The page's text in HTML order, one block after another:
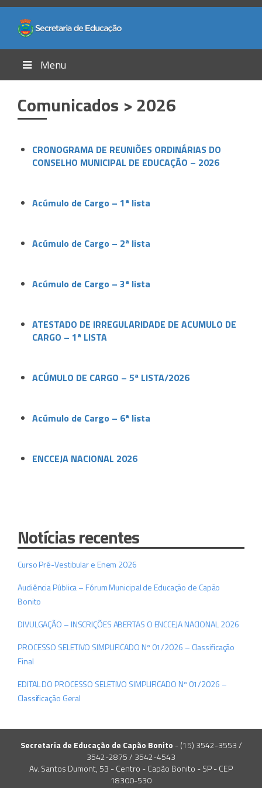
Menu
Comunicados > 2026
CRONOGRAMA DE REUNIÕES ORDINÁRIAS DO
CONSELHO MUNICIPAL DE EDUCAÇÃO – 2026
Acúmulo de Cargo – 1ª lista
Acúmulo de Cargo – 2ª lista
Acúmulo de Cargo – 3ª lista
ATESTADO DE IRREGULARIDADE DE ACUMULO DE
CARGO – 1ª LISTA
ACÚMULO DE CARGO – 5ª LISTA/2026
Acúmulo de Cargo – 6ª lista
ENCCEJA NACIONAL 2026
Notícias recentes
Curso Pré-Vestibular e Enem 2026
Audiência Pública – Fórum Municipal de Educação de Capão
Bonito
DIVULGAÇÃO – INSCRIÇÕES ABERTAS O ENCCEJA NACIONAL 2026
PROCESSO SELETIVO SIMPLIFICADO Nº 01/2026 – Classificação
Final
EDITAL DO PROCESSO SELETIVO SIMPLIFICADO Nº 01/2026 –
Classificação Geral
Secretaria de Educação de Capão Bonito - (15) 3542-3553 /
3542-2875 / 3542-4543
Av. Santos Dumont, 53 - Centro - Capão Bonito - SP - CEP
18300-530